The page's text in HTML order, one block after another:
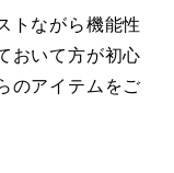
トながら機能性
おいて方が初心
のアイテムをご